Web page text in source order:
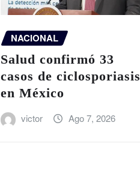
NACIONAL
Salud confirmó 33
casos de ciclosporiasis
en México
victor Ago 7, 2026